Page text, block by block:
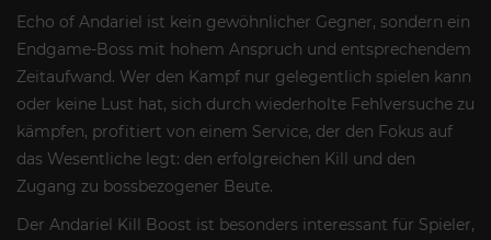
Echo of Andariel ist kein gewöhnlicher Gegner, sondern ein
Endgame-Boss mit hohem Anspruch und entsprechendem
Zeitaufwand. Wer den Kampf nur gelegentlich spielen kann
oder keine Lust hat, sich durch wiederholte Fehlversuche zu
kämpfen, profitiert von einem Service, der den Fokus auf
das Wesentliche legt: den erfolgreichen Kill und den
Zugang zu bossbezogener Beute.
Der Andariel Kill Boost ist besonders interessant für Spieler,